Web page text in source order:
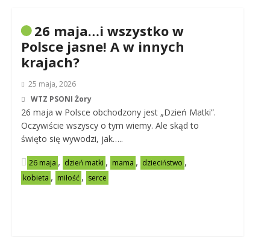
26 maja…i wszystko w
Polsce jasne! A w innych
krajach?
25 maja, 2026
WTZ PSONI Żory
26 maja w Polsce obchodzony jest „Dzień Matki”.
Oczywiście wszyscy o tym wiemy. Ale skąd to
święto się wywodzi, jak…..
26 maja , dzień matki , mama , dzieciństwo ,
kobieta , miłość , serce